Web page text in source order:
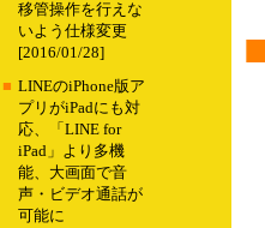
移管操作を行えな
いよう仕様変更
[2016/01/28]
■ LINEのiPhone版ア
プリがiPadにも対
応、「LINE for
iPad」より多機
能、大画面で音
声・ビデオ通話が
可能に